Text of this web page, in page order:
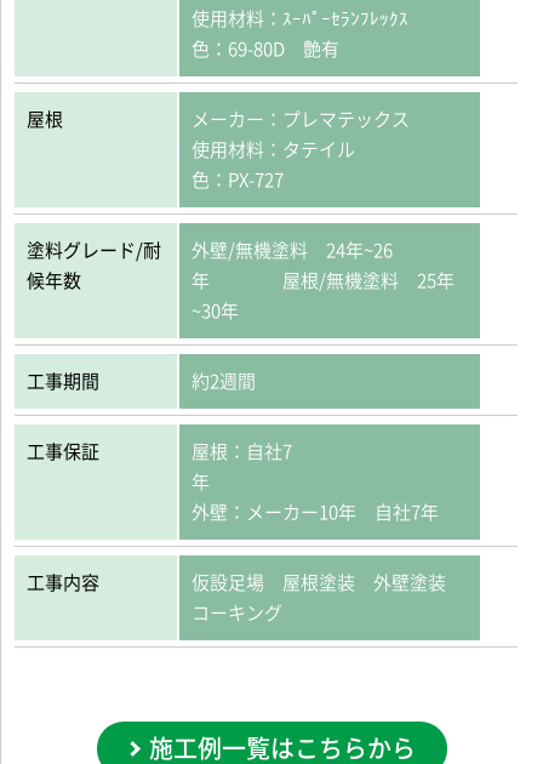
使用材料：ｽｰﾊﾟｰｾﾗﾝﾌﾚｯｸｽ
色：69-80D 艶有
屋根
メーカー：プレマテックス
使用材料：タテイル
色：PX-727
塗料グレード/耐
候年数
外壁/無機塗料 24年~26
年 屋根/無機塗料 25年
~30年
工事期間 約2週間
工事保証
屋根：自社7
外壁：メーカー10年 自社7年
工事内容
仮設足場 屋根塗装 外壁塗装
コーキング
施工例一覧はこちらから